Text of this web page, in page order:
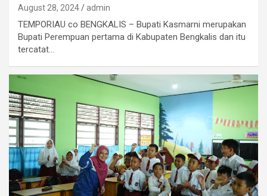
August 28, 2024 admin
TEMPORIAU co BENGKALIS – Bupati Kasmarni merupakan
Bupati Perempuan pertama di Kabupaten Bengkalis dan itu
tercatat…